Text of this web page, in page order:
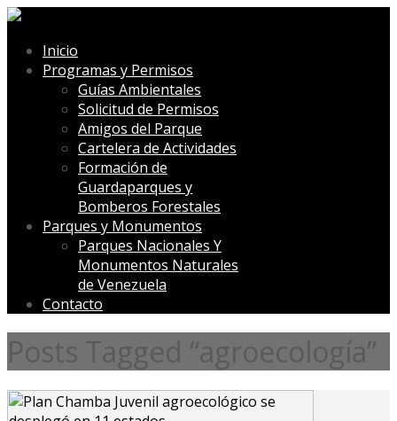
Inicio
Programas y Permisos
Guías Ambientales
Solicitud de Permisos
Amigos del Parque
Cartelera de Actividades
Formación de
Guardaparques y
Bomberos Forestales
Parques y Monumentos
Parques Nacionales Y
Monumentos Naturales
de Venezuela
Contacto
Posts Tagged “agroecología”